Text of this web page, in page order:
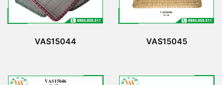
VAS15044 VAS15045